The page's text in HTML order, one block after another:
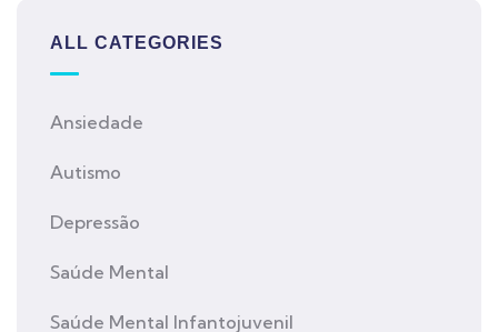
ALL CATEGORIES
Ansiedade
Autismo
Depressão
Saúde Mental
Saúde Mental Infantojuvenil